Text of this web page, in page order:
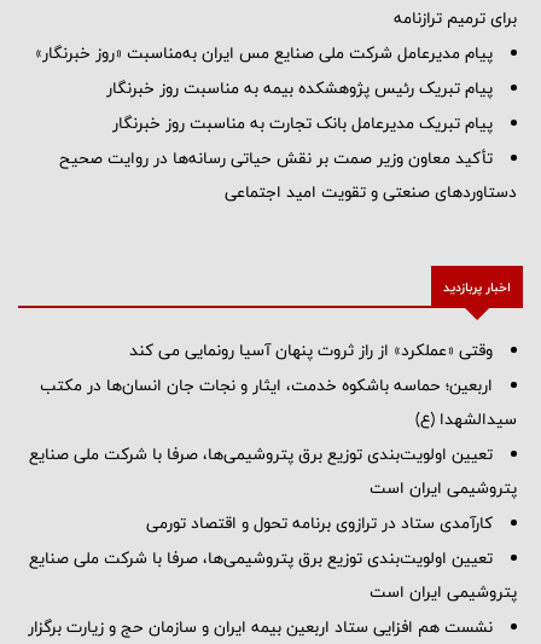
برای ترمیم ترازنامه
پیام مدیرعامل شرکت ملی صنایع مس ایران به‌مناسبت «روز خبرنگار»
پیام تبریک رئیس پژوهشکده بیمه به مناسبت روز خبرنگار
پیام تبریک مدیرعامل بانک تجارت به مناسبت روز خبرنگار
تأکید معاون وزیر صمت بر نقش حیاتی رسانه‌ها در روایت صحیح
دستاوردهای صنعتی و تقویت امید اجتماعی
اخبار پربازدید
وقتی «عملکرد» از راز ثروت پنهان آسیا رونمایی می کند
اربعین؛ حماسه باشکوه خدمت، ایثار و نجات جان انسان‌ها در مکتب
سیدالشهدا (ع)
تعیین اولویت‌بندی توزیع برق پتروشیمی‌ها، صرفا با شرکت ملی صنایع
پتروشیمی ایران است
کارآمدی ستاد در ترازوی برنامه تحول و اقتصاد تورمی
تعیین اولویت‌بندی توزیع برق پتروشیمی‌ها، صرفا با شرکت ملی صنایع
پتروشیمی ایران است
نشست هم افزایی ستاد اربعین بیمه ایران و سازمان حج و زیارت برگزار